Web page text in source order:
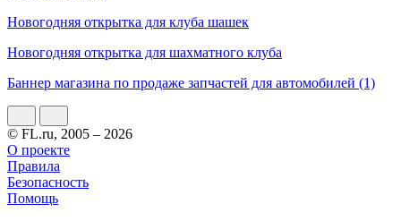
Новогодняя открытка для клуба шашек
Новогодняя открытка для шахматного клуба
Баннер магазина по продаже запчастей для автомобилей (1)
© FL.ru, 2005 – 2026
О проекте
Правила
Безопасность
Помощь